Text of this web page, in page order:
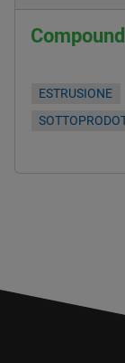
ESTRUSIONE